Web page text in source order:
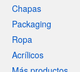
Chapas
Packaging
Ropa
Acrílicos